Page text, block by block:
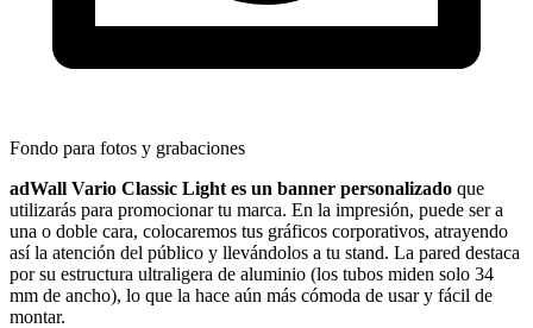
Fondo para fotos y grabaciones
adWall Vario Classic Light es un banner personalizado que
utilizarás para promocionar tu marca. En la impresión, puede ser a
una o doble cara, colocaremos tus gráficos corporativos, atrayendo
así la atención del público y llevándolos a tu stand. La pared destaca
por su estructura ultraligera de aluminio (los tubos miden solo 34
mm de ancho), lo que la hace aún más cómoda de usar y fácil de
montar.